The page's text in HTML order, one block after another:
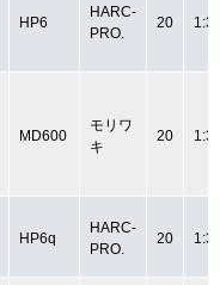
HP6
HARC-
PRO.
20
MD600
モリワ
キ
20
HP6q
HARC-
PRO.
20